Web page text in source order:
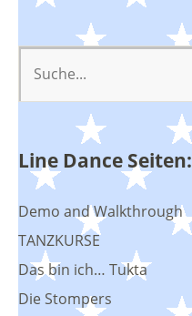
Line Dance Seiten:
Demo and Walkthrough
TANZKURSE
Das bin ich… Tukta
Die Stompers